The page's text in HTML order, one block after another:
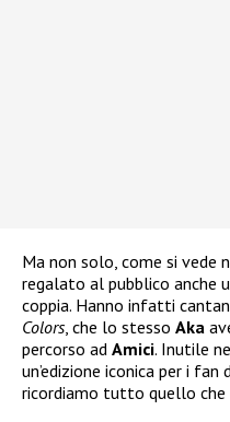
Ma non solo, come si vede
regalato al pubblico anche
coppia. Hanno infatti
Colors, che lo stesso Aka
percorso ad Amici. Inutile
un’edizione iconica per i
ricordiamo tutto quello che